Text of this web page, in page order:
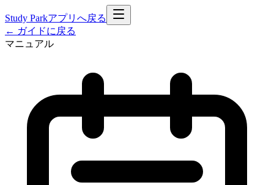
Study Parkアプリへ戻る
← ガイドに戻る
マニュアル